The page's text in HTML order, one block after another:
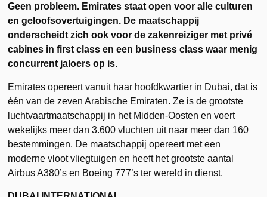
Geen probleem. Emirates staat open voor alle culturen
en geloofsovertuigingen. De maatschappij
onderscheidt zich ook voor de zakenreiziger met privé
cabines in first class en een business class waar menig
concurrent jaloers op is.
Emirates opereert vanuit haar hoofdkwartier in Dubai, dat is
één van de zeven Arabische Emiraten. Ze is de grootste
luchtvaartmaatschappij in het Midden-Oosten en voert
wekelijks meer dan 3.600 vluchten uit naar meer dan 160
bestemmingen. De maatschappij opereert met een
moderne vloot vliegtuigen en heeft het grootste aantal
Airbus A380’s en Boeing 777’s ter wereld in dienst.